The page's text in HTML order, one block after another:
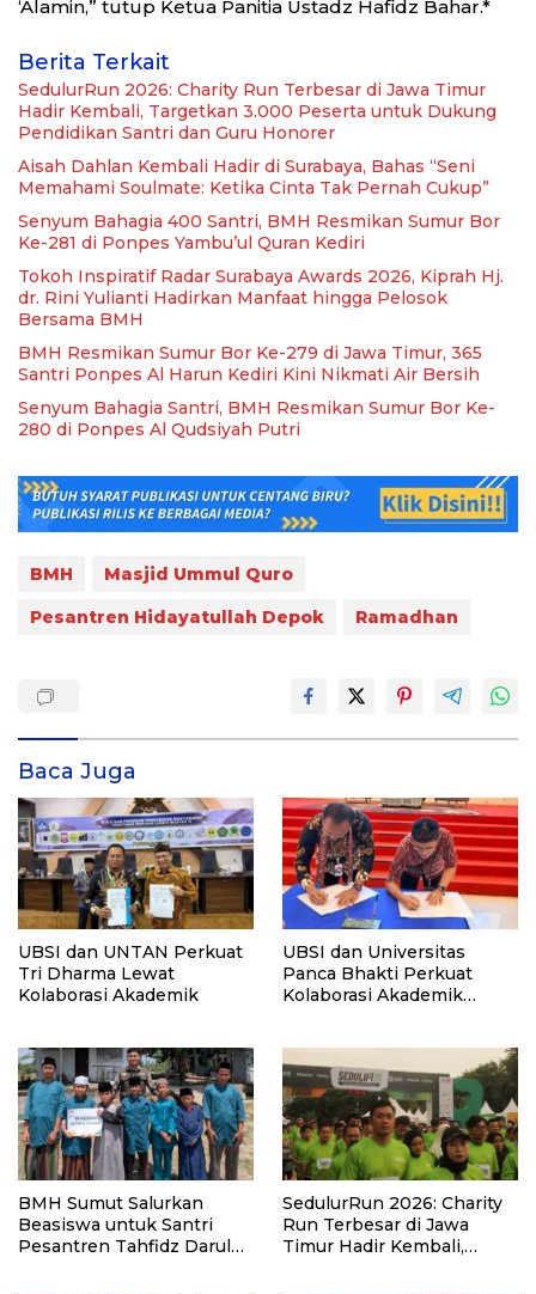
‘Alamin,” tutup Ketua Panitia Ustadz Hafidz Bahar.*
Berita Terkait
SedulurRun 2026: Charity Run Terbesar di Jawa Timur
Hadir Kembali, Targetkan 3.000 Peserta untuk Dukung
Pendidikan Santri dan Guru Honorer
Aisah Dahlan Kembali Hadir di Surabaya, Bahas “Seni
Memahami Soulmate: Ketika Cinta Tak Pernah Cukup”
Senyum Bahagia 400 Santri, BMH Resmikan Sumur Bor
Ke-281 di Ponpes Yambu’ul Quran Kediri
Tokoh Inspiratif Radar Surabaya Awards 2026, Kiprah Hj.
dr. Rini Yulianti Hadirkan Manfaat hingga Pelosok
Bersama BMH
BMH Resmikan Sumur Bor Ke-279 di Jawa Timur, 365
Santri Ponpes Al Harun Kediri Kini Nikmati Air Bersih
Senyum Bahagia Santri, BMH Resmikan Sumur Bor Ke-
280 di Ponpes Al Qudsiyah Putri
BMH
Masjid Ummul Quro
Pesantren Hidayatullah Depok
Ramadhan
Baca Juga
UBSI dan UNTAN Perkuat
Tri Dharma Lewat
Kolaborasi Akademik
UBSI dan Universitas
Panca Bhakti Perkuat
Kolaborasi Akademik
BMH Sumut Salurkan
Beasiswa untuk Santri
Pesantren Tahfidz Darul
SedulurRun 2026: Charity
Run Terbesar di Jawa
Timur Hadir Kembali,